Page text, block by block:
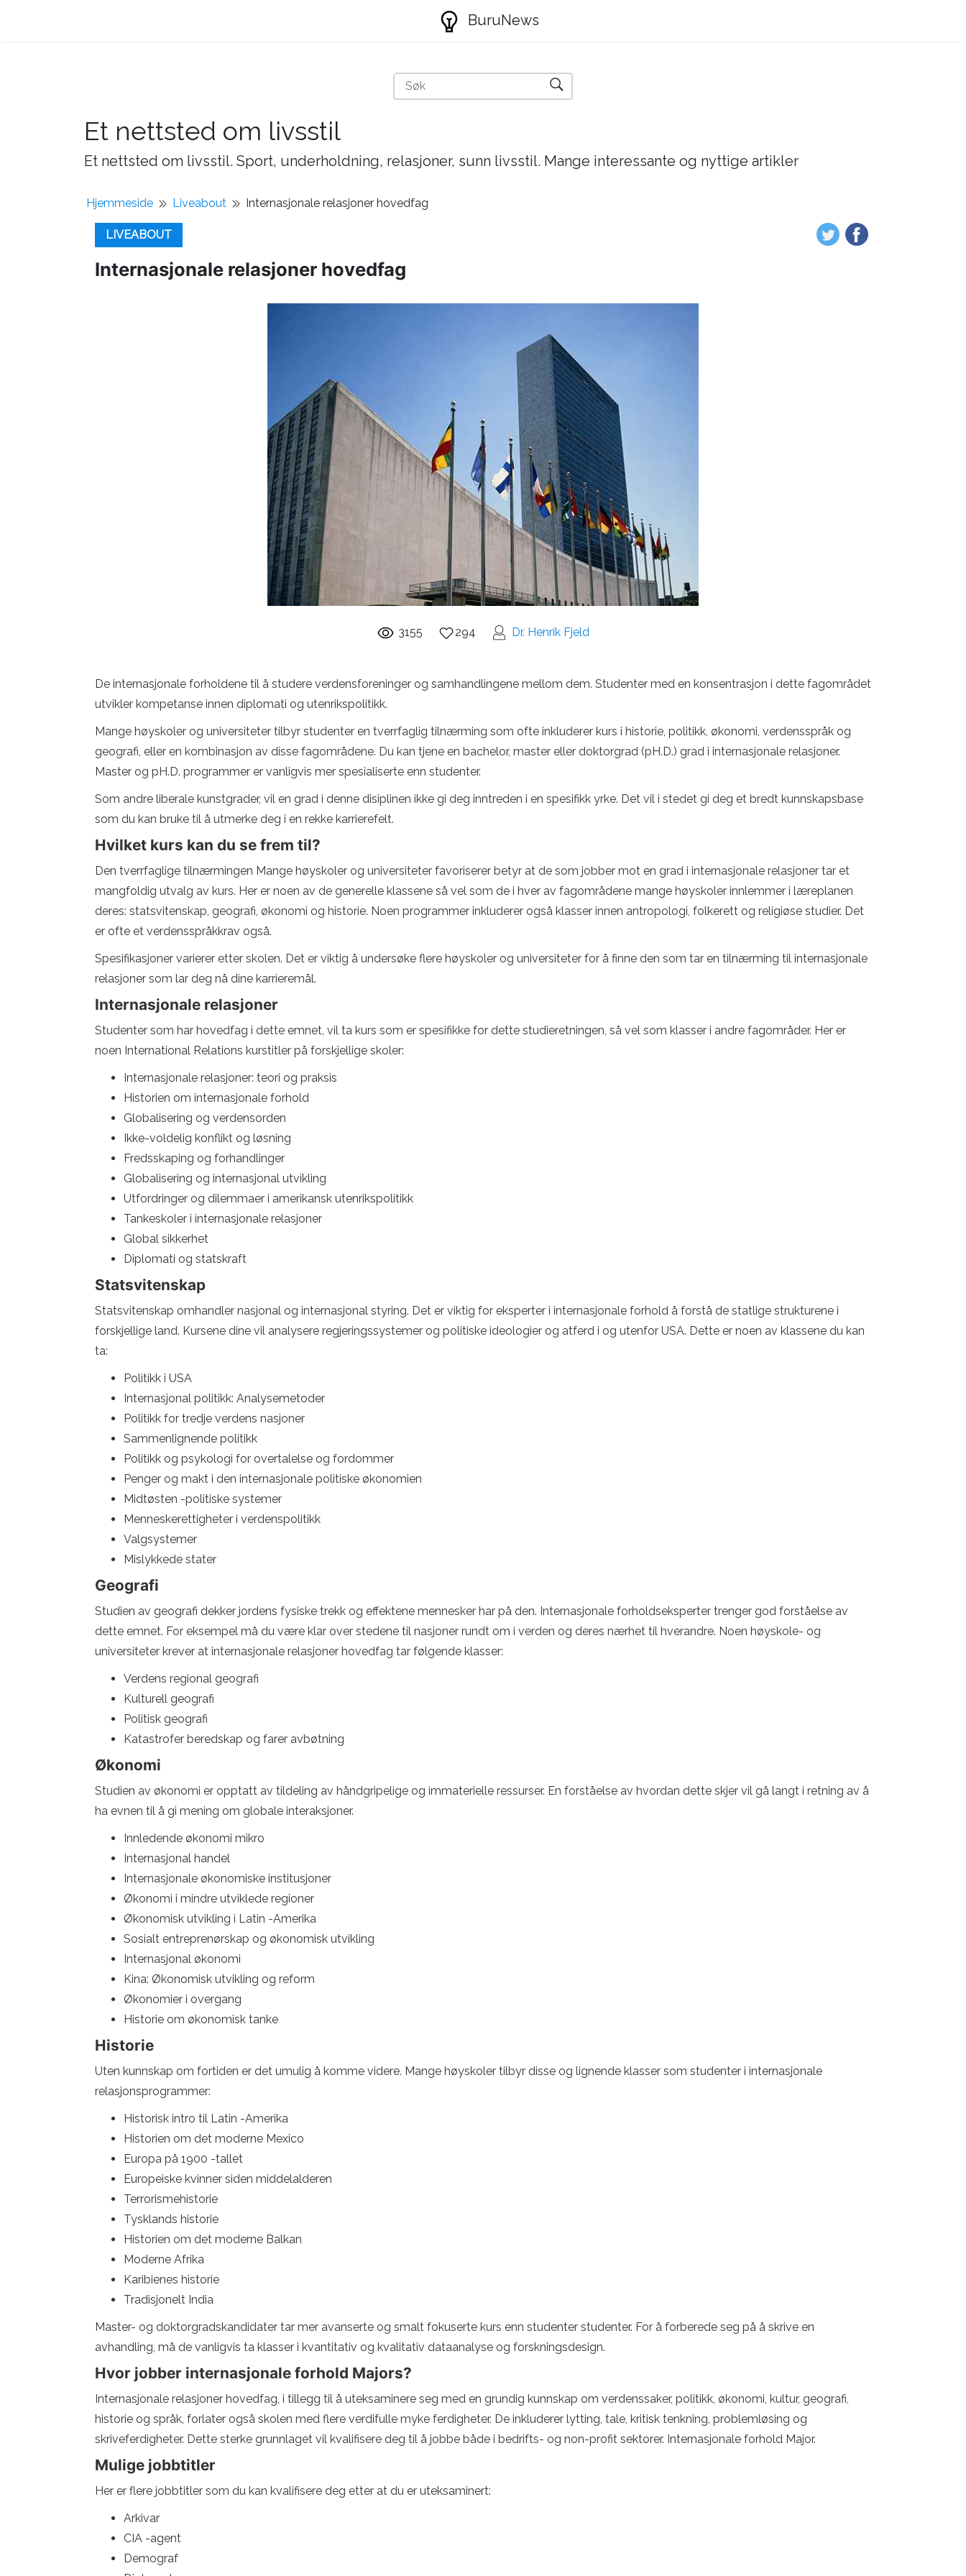
BuruNews
Et nettsted om livsstil
Et nettsted om livsstil. Sport, underholdning, relasjoner, sunn livsstil. Mange interessante og nyttige artikler
Hjemmeside Liveabout Internasjonale relasjoner hovedfag
LIVEABOUT
Internasjonale relasjoner hovedfag
3155 294 Dr. Henrik Fjeld
De internasjonale forholdene til å studere verdensforeninger og samhandlingene mellom dem. Studenter med en konsentrasjon i dette fagområdet
utvikler kompetanse innen diplomati og utenrikspolitikk.
Mange høyskoler og universiteter tilbyr studenter en tverrfaglig tilnærming som ofte inkluderer kurs i historie, politikk, økonomi, verdensspråk og
geografi, eller en kombinasjon av disse fagområdene. Du kan tjene en bachelor, master eller doktorgrad (pH.D.) grad i internasjonale relasjoner.
Master og pH.D. programmer er vanligvis mer spesialiserte enn studenter.
Som andre liberale kunstgrader, vil en grad i denne disiplinen ikke gi deg inntreden i en spesifikk yrke. Det vil i stedet gi deg et bredt kunnskapsbase
som du kan bruke til å utmerke deg i en rekke karrierefelt.
Hvilket kurs kan du se frem til?
Den tverrfaglige tilnærmingen Mange høyskoler og universiteter favoriserer betyr at de som jobber mot en grad i internasjonale relasjoner tar et
mangfoldig utvalg av kurs. Her er noen av de generelle klassene så vel som de i hver av fagområdene mange høyskoler innlemmer i læreplanen
deres: statsvitenskap, geografi, økonomi og historie. Noen programmer inkluderer også klasser innen antropologi, folkerett og religiøse studier. Det
er ofte et verdensspråkkrav også.
Spesifikasjoner varierer etter skolen. Det er viktig å undersøke flere høyskoler og universiteter for å finne den som tar en tilnærming til internasjonale
relasjoner som lar deg nå dine karrieremål.
Internasjonale relasjoner
Studenter som har hovedfag i dette emnet, vil ta kurs som er spesifikke for dette studieretningen, så vel som klasser i andre fagområder. Her er
noen International Relations kurstitler på forskjellige skoler:
Internasjonale relasjoner: teori og praksis
Historien om internasjonale forhold
Globalisering og verdensorden
Ikke-voldelig konflikt og løsning
Fredsskaping og forhandlinger
Globalisering og internasjonal utvikling
Utfordringer og dilemmaer i amerikansk utenrikspolitikk
Tankeskoler i internasjonale relasjoner
Global sikkerhet
Diplomati og statskraft
Statsvitenskap
Statsvitenskap omhandler nasjonal og internasjonal styring. Det er viktig for eksperter i internasjonale forhold å forstå de statlige strukturene i
forskjellige land. Kursene dine vil analysere regjeringssystemer og politiske ideologier og atferd i og utenfor USA. Dette er noen av klassene du kan
ta:
Politikk i USA
Internasjonal politikk: Analysemetoder
Politikk for tredje verdens nasjoner
Sammenlignende politikk
Politikk og psykologi for overtalelse og fordommer
Penger og makt i den internasjonale politiske økonomien
Midtøsten -politiske systemer
Menneskerettigheter i verdenspolitikk
Valgsystemer
Mislykkede stater
Geografi
Studien av geografi dekker jordens fysiske trekk og effektene mennesker har på den. Internasjonale forholdseksperter trenger god forståelse av
dette emnet. For eksempel må du være klar over stedene til nasjoner rundt om i verden og deres nærhet til hverandre. Noen høyskole- og
universiteter krever at internasjonale relasjoner hovedfag tar følgende klasser:
Verdens regional geografi
Kulturell geografi
Politisk geografi
Katastrofer beredskap og farer avbøtning
Økonomi
Studien av økonomi er opptatt av tildeling av håndgripelige og immaterielle ressurser. En forståelse av hvordan dette skjer vil gå langt i retning av å
ha evnen til å gi mening om globale interaksjoner.
Innledende økonomi mikro
Internasjonal handel
Internasjonale økonomiske institusjoner
Økonomi i mindre utviklede regioner
Økonomisk utvikling i Latin -Amerika
Sosialt entreprenørskap og økonomisk utvikling
Internasjonal økonomi
Kina: Økonomisk utvikling og reform
Økonomier i overgang
Historie om økonomisk tanke
Historie
Uten kunnskap om fortiden er det umulig å komme videre. Mange høyskoler tilbyr disse og lignende klasser som studenter i internasjonale
relasjonsprogrammer:
Historisk intro til Latin -Amerika
Historien om det moderne Mexico
Europa på 1900 -tallet
Europeiske kvinner siden middelalderen
Terrorismehistorie
Tysklands historie
Historien om det moderne Balkan
Moderne Afrika
Karibienes historie
Tradisjonelt India
Master- og doktorgradskandidater tar mer avanserte og smalt fokuserte kurs enn studenter studenter. For å forberede seg på å skrive en
avhandling, må de vanligvis ta klasser i kvantitativ og kvalitativ dataanalyse og forskningsdesign.
Hvor jobber internasjonale forhold Majors?
Internasjonale relasjoner hovedfag, i tillegg til å uteksaminere seg med en grundig kunnskap om verdenssaker, politikk, økonomi, kultur, geografi,
historie og språk, forlater også skolen med flere verdifulle myke ferdigheter. De inkluderer lytting, tale, kritisk tenkning, problemløsing og
skriveferdigheter. Dette sterke grunnlaget vil kvalifisere deg til å jobbe både i bedrifts- og non-profit sektorer. Internasjonale forhold Major.
Mulige jobbtitler
Her er flere jobbtitler som du kan kvalifisere deg etter at du er uteksaminert:
Arkivar
CIA -agent
Demograf